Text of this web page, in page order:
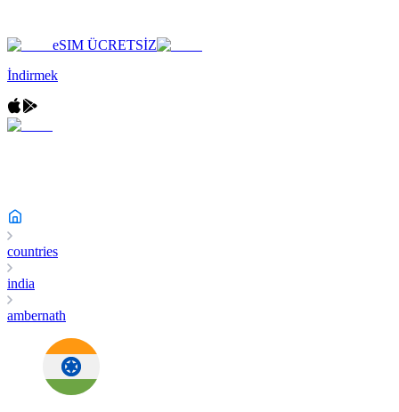
eSIM ÜCRETSİZ
İndirmek
countries
india
ambernath